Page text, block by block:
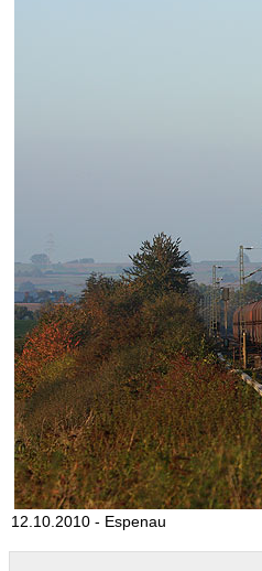
12.10.2010 - Espenau